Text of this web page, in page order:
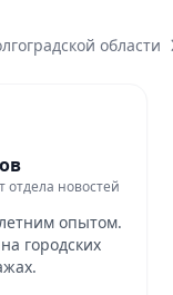
области
отдела новостей
опытом.
городских